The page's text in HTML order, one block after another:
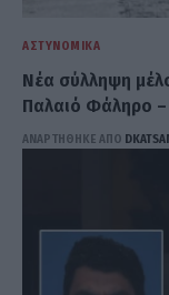
ΑΣΤΥΝΟΜΙΚΆ
Νέα σύλληψη
Παλαιό Φάληρο –
ΑΝΑΡΤΗΘΗΚΕ ΑΠΟ